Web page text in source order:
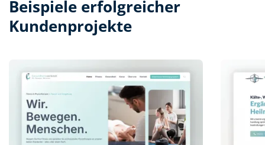
Beispiele erfolgreicher
Kundenprojekte